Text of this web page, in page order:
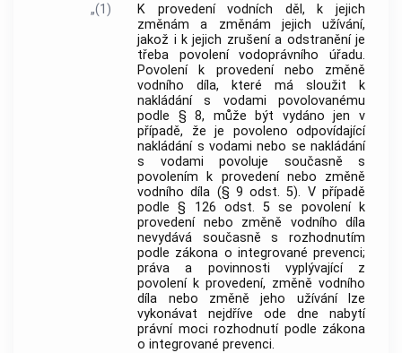
„(1)
K provedení vodních děl, k jejich
změnám a změnám jejich užívání,
jakož i k jejich zrušení a odstranění je
třeba povolení vodoprávního úřadu.
Povolení k provedení nebo změně
vodního díla, které má sloužit k
nakládání s vodami povolovanému
podle § 8, může být vydáno jen v
případě, že je povoleno odpovídající
nakládání s vodami nebo se nakládání
s vodami povoluje současně s
povolením k provedení nebo změně
vodního díla (§ 9 odst. 5). V případě
podle § 126 odst. 5 se povolení k
provedení nebo změně vodního díla
nevydává současně s rozhodnutím
podle zákona o integrované prevenci;
práva a povinnosti vyplývající z
povolení k provedení, změně vodního
díla nebo změně jeho užívání lze
vykonávat nejdříve ode dne nabytí
právní moci rozhodnutí podle zákona
o integrované prevenci.